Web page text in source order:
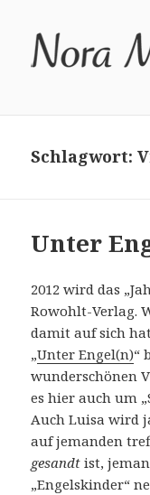
Schlagwort:
Unter
2012 wird das
Rowohlt-Verlag.
damit auf sich
„Unter Engel(n)“
wunderschönen
es hier auch um
Auch Luisa wird
auf jemanden
gesandt ist,
„Engelskinder“